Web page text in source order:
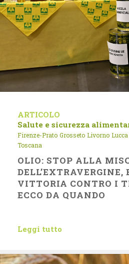
ARTICOLO
Salute e sicurezza
Firenze-Prato Grosseto Livorno Lucca
Toscana
OLIO: STOP ALLA
DELL’EXTRAVERGINE,
VITTORIA CONTRO I
ECCO DA QUANDO
Leggi tutto